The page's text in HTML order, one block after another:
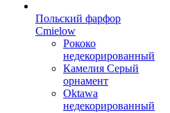
Польский фарфор
Сmielow
Рококо
недекорированный
Камелия Серый
орнамент
Oktawa
недекорированный